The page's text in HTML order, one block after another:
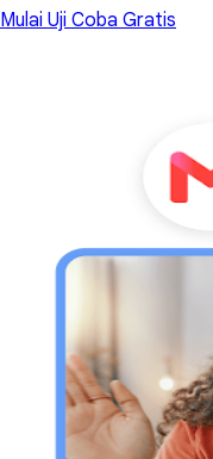
Mulai Uji Coba Gratis